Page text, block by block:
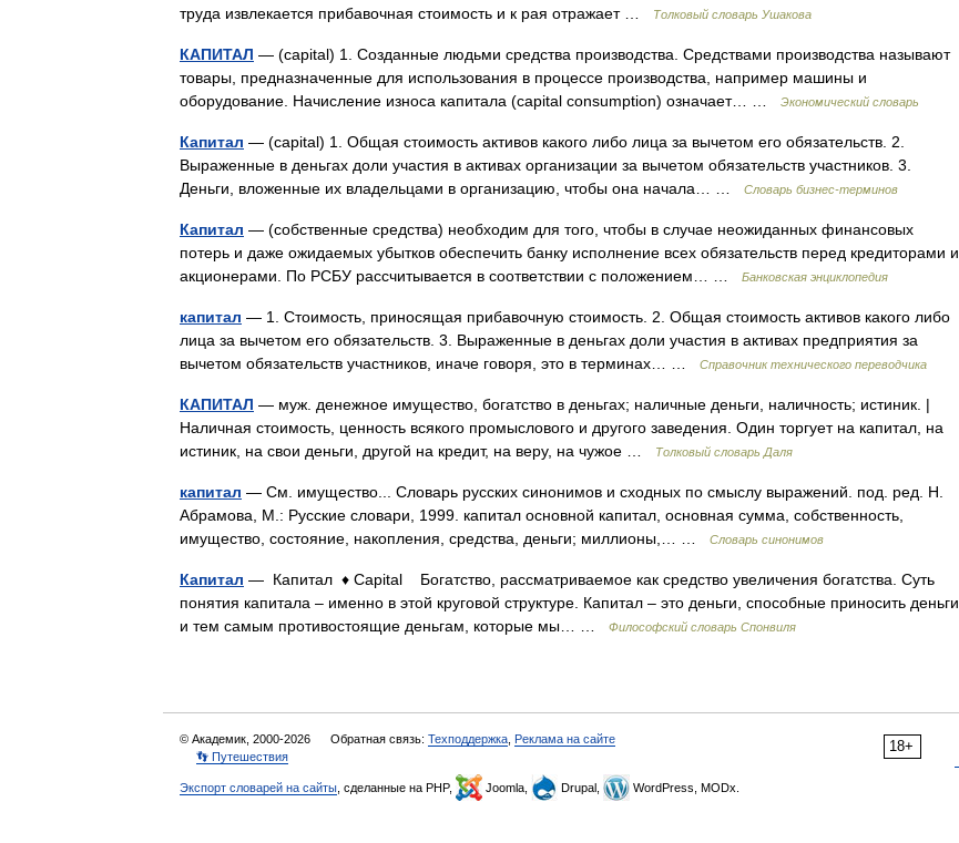
труда извлекается прибавочная стоимость и к рая отражает …
Толковый словарь Ушакова
КАПИТАЛ — (capital) 1. Созданные людьми средства производства. Средствами производства называют
товары, предназначенные для использования в процессе производства, например машины и
оборудование. Начисление износа капитала (capital consumption) означает… …
Экономический словарь
Капитал — (capital) 1. Общая стоимость активов какого либо лица за вычетом его обязательств. 2.
Выраженные в деньгах доли участия в активах организации за вычетом обязательств участников. 3.
Деньги, вложенные их владельцами в организацию, чтобы она начала… …
Словарь бизнес-терминов
Капитал — (собственные средства) необходим для того, чтобы в случае неожиданных финансовых
потерь и даже ожидаемых убытков обеспечить банку исполнение всех обязательств перед кредиторами и
акционерами. По РСБУ рассчитывается в соответствии с положением… …
Банковская энциклопедия
капитал — 1. Стоимость, приносящая прибавочную стоимость. 2. Общая стоимость активов какого либо
лица за вычетом его обязательств. 3. Выраженные в деньгах доли участия в активах предприятия за
вычетом обязательств участников, иначе говоря, это в терминах… …
Справочник технического переводчика
КАПИТАЛ — муж. денежное имущество, богатство в деньгах; наличные деньги, наличность; истиник. |
Наличная стоимость, ценность всякого промыслового и другого заведения. Один торгует на капитал, на
истиник, на свои деньги, другой на кредит, на веру, на чужое …
Толковый словарь Даля
капитал — См. имущество... Словарь русских синонимов и сходных по смыслу выражений. под. ред. Н.
Абрамова, М.: Русские словари, 1999. капитал основной капитал, основная сумма, собственность,
имущество, состояние, накопления, средства, деньги; миллионы,… …
Словарь синонимов
Капитал — Капитал ♦ Capital Богатство, рассматриваемое как средство увеличения богатства. Суть
понятия капитала – именно в этой круговой структуре. Капитал – это деньги, способные приносить деньги
и тем самым противостоящие деньгам, которые мы… …
Философский словарь Спонвиля
18+
© Академик, 2000-2026 Обратная связь: Техподдержка Реклама на сайте
👣 Путешествия
Экспорт словарей на сайты , сделанные на PHP, Joomla, Drupal, WordPress, MODx.